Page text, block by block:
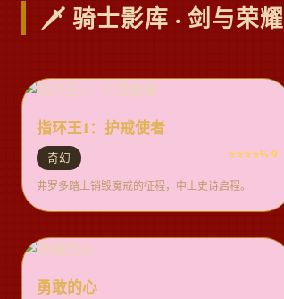
🗡️ 骑士影库 · 剑与荣耀
指环王1：护戒使者
奇幻 ⭐⭐⭐⭐½ 9
弗罗多踏上销毁魔戒的征程，中土史诗启程。
勇敢的心